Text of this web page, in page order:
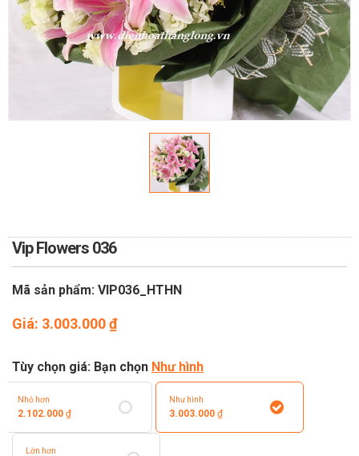
Vip Flowers 036
Mã sản phẩm: VIP036_HTHN
Giá: 3.003.000₫
Tùy chọn giá: Bạn chọn Như hình
Nhỏ hơn
2.102.000 ₫
Như hình
3.003.000₫
Lớn hơn
DỊCH VỤ GỬI ĐIỆN HOA VỀ
VIỆT NAM
DỊCH VỤ ĐIỆN HOA TRỰC